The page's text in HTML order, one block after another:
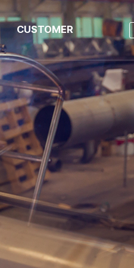
CUSTOMER